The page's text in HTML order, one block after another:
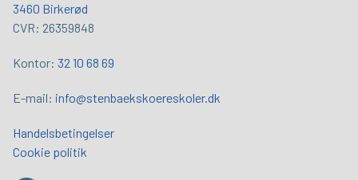
3460 Birkerød
CVR: 26359848
Kontor: 32 10 68 69
E-mail: info@stenbaekskoereskoler.dk
Handelsbetingelser
Cookie politik